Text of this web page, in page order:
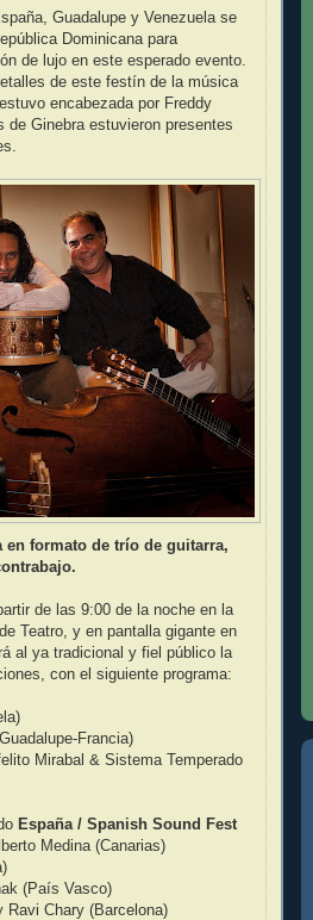
Guadalupe y Venezuela se
Dominicana para
de lujo en este esperado evento.
de este festín de la música
encabezada por Freddy
de Ginebra estuvieron presentes
en formato de trío de guitarra,
de las 9:00 de la noche en la
Teatro, y en pantalla gigante en
al ya tradicional y fiel público la
con el siguiente programa:
Francia)
Mirabal & Sistema Temperado
España / Spanish Sound Fest
Medina (Canarias)
(País Vasco)
Chary (Barcelona)